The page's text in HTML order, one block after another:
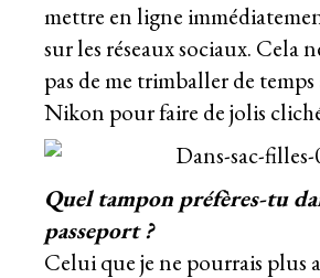
mettre en ligne
sur les réseaux sociaux. Cela
pas de me trimballer de
Nikon pour faire de jolis
Quel tampon préfères-tu
passeport ?
Celui que je ne pourrais plus